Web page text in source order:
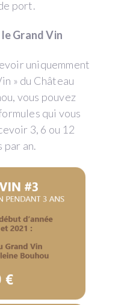
port.
Grand Vin
uniquemment
» du Château
vous pouvez
qui vous
3, 6 ou 12
an.